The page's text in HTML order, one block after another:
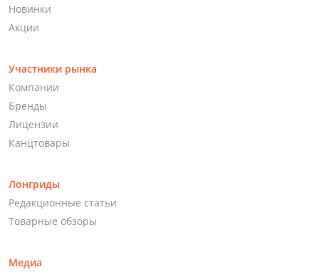
Новинки
Акции
Участники рынка
Компании
Бренды
Лицензии
Канцтовары
Лонгриды
Редакционные статьи
Товарные обзоры
Медиа